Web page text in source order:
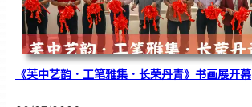
《芙中艺韵．工笔雅集．长荣丹青》书画展开幕